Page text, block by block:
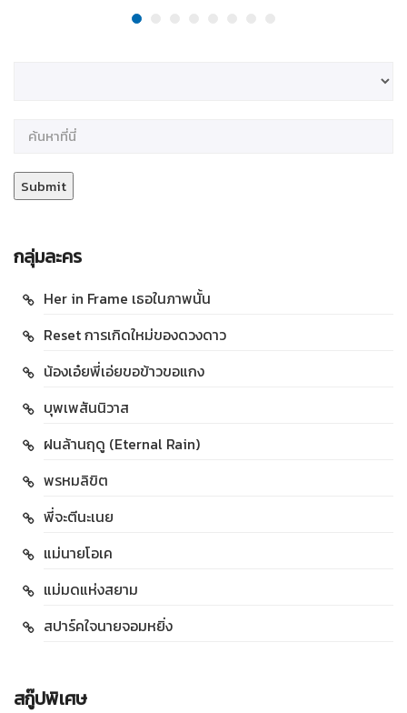
กลุ่มละคร
Her in Frame เธอในภาพนั้น
Reset การเกิดใหม่ของดวงดาว
น้องเอ๋ยพี่เอ่ยขอข้าวขอแกง
บุพเพสันนิวาส
ฝนล้านฤดู (Eternal Rain)
พรหมลิขิต
พี่จะตีนะเนย
แม่นายโอเค
แม่มดแห่งสยาม
สปาร์คใจนายจอมหยิ่ง
สกู๊ปพิเศษ